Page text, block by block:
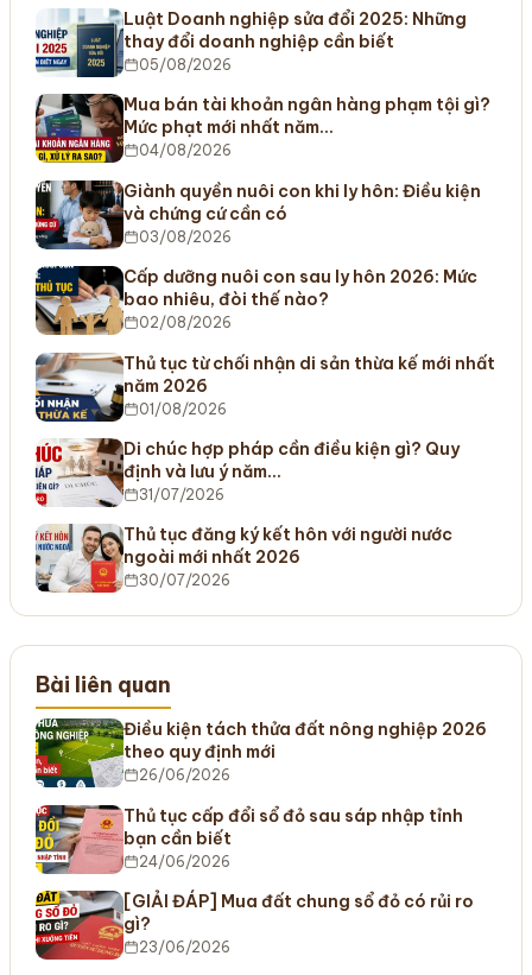
Luật Doanh nghiệp sửa đổi 2025: Những
thay đổi doanh nghiệp cần biết
05/08/2026
Mua bán tài khoản ngân hàng phạm tội gì?
Mức phạt mới nhất năm…
04/08/2026
Giành quyền nuôi con khi ly hôn: Điều kiện
và chứng cứ cần có
03/08/2026
Cấp dưỡng nuôi con sau ly hôn 2026: Mức
bao nhiêu, đòi thế nào?
02/08/2026
Thủ tục từ chối nhận di sản thừa kế mới nhất
năm 2026
01/08/2026
Di chúc hợp pháp cần điều kiện gì? Quy
định và lưu ý năm…
31/07/2026
Thủ tục đăng ký kết hôn với người nước
ngoài mới nhất 2026
30/07/2026
Bài liên quan
Điều kiện tách thửa đất nông nghiệp 2026
theo quy định mới
26/06/2026
Thủ tục cấp đổi sổ đỏ sau sáp nhập tỉnh
bạn cần biết
24/06/2026
[GIẢI ĐÁP] Mua đất chung sổ đỏ có rủi ro
gì?
23/06/2026